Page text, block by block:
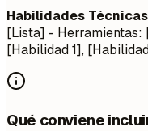
Habilidades Técnicas
[Lista] - Herramientas:
[Habilidad 1],
Qué conviene